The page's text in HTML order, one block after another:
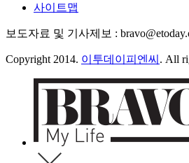
사이트맵
보도자료 및 기사제보 :
Copyright 2014. 이투데이피엔씨 . All